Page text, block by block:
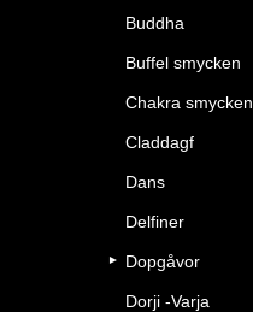
Buddha
Buffel smycken
Chakra smycken
Claddagf
Dans
Delfiner
Dopgåvor
Dorji -Varja